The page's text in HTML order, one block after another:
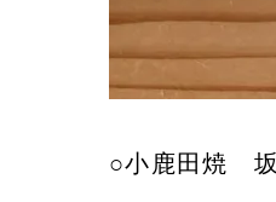
○小鹿田焼